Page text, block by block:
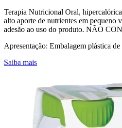
Terapia Nutricional Oral,
alto aporte de nutrientes em pequeno
adesão ao uso do produto. NÃO
Apresentação: Embalagem plástica
Saiba mais